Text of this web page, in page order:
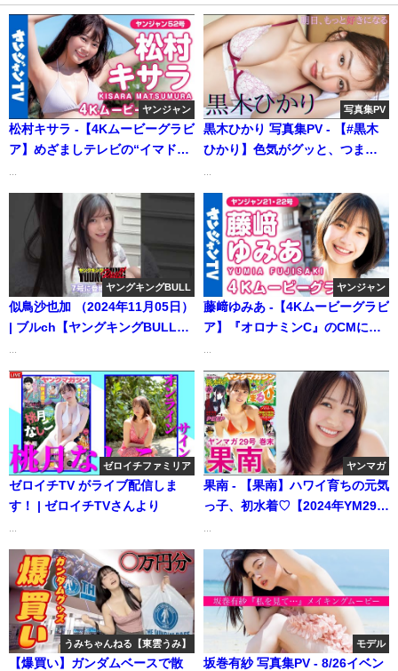
ヤンジャン
松村キサラ -【4Kムービーグラビ
ア】めざましテレビの“イマドキ
れる！スレンダー美人の恥じら
い水着撮影に最高画質で没入密
着！【メイキング】（2023年11
月23日） | ヤンジャンTV【集英
社ヤングジャンプ公式】さんよ
り
写真集PV
黒木ひかり 写真集PV - 【#黒木
ひかり】色気がグッと、つまっ
売中！ Hikari Kuroki (Aug 29,
2025) | 週プレChannel【集英社
週刊プレイボーイ公式】さんよ
り
ヤングキングBULL
似鳥沙也加 （2024年11月05日）
| ブルch【ヤングキングBULL公
ヤンジャン
藤﨑ゆみあ -【4Kムービーグラビ
ア】『オロナミンC』のCMに大
ちゃんの爽やかで見ている側ま
でニコニコしちゃうスマイル全
開の撮影に最高画質で没入密
着！【メイキング】（2024年04
月25日） | ヤンジャンTV【集英
社ヤングジャンプ公式】さんよ
り
ゼロイチファミリア
ゼロイチTV がライブ配信しま
す！ | ゼロイチTVさんより
ヤンマガ
果南 - 【果南】ハワイ育ちの元気
っ子、初水着♡【2024年YM29
うみちゃんねる【東雲うみ】
【爆買い】ガンダムベースで散
モデル
坂巻有紗 写真集PV - 8/26イベン